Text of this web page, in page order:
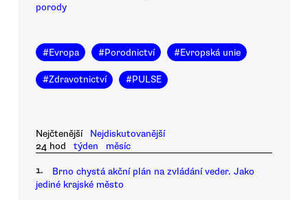
porody
#Evropa #Porodnictví #Evropská unie
#Zdravotnictví #PULSE
Nejčtenější
Nejdiskutovanější
24 hod
týden měsíc
1.
Brno chystá akční plán na zvládání veder. Jako
jediné krajské město